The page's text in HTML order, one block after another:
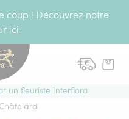
coup ! Découvrez notre
ici
un fleuriste Interflora
Châtelard